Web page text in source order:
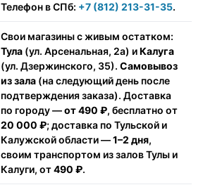
Телефон в СПб: +7 (812) 213-31-35.
Свои магазины с живым остатком:
Тула (ул. Арсенальная, 2а) иКалуга
(ул. Дзержинского, 35). Самовывоз
из зала (на следующий день после
подтверждения заказа). Доставка
по городу —от 490 ₽, бесплатно от
20 000 ₽; доставка по Тульской и
Калужской области —1–2 дня,
своим транспортом из залов Тулы и
Калуги, от490 ₽.